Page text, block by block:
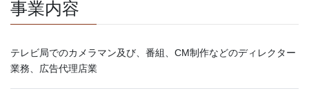
事業内容
テレビ局でのカメラマン及び、番組、CM制作などのディレクター
業務、広告代理店業